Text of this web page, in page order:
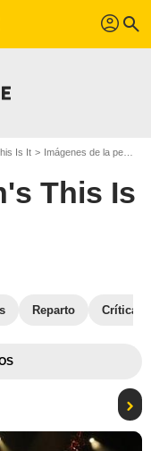
profil search
Is It Imágenes de la película Michael Jackson's This Is It
This Is
Reparto Críticas